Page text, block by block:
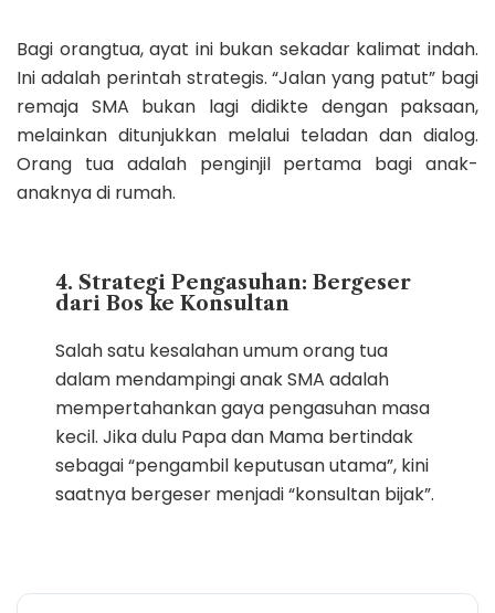
Bagi orangtua, ayat ini bukan sekadar kalimat indah.
Ini adalah perintah strategis. “Jalan yang patut” bagi
remaja SMA bukan lagi didikte dengan paksaan,
melainkan ditunjukkan melalui teladan dan dialog.
Orang tua adalah penginjil pertama bagi anak-
anaknya di rumah.
4. Strategi Pengasuhan: Bergeser
dari Bos ke Konsultan
Salah satu kesalahan umum orang tua
dalam mendampingi anak SMA adalah
mempertahankan gaya pengasuhan masa
kecil. Jika dulu Papa dan Mama bertindak
sebagai “pengambil keputusan utama”, kini
saatnya bergeser menjadi “konsultan bijak”.